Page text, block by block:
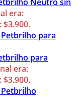
era:
$3.900.
para
era:
$3.900.